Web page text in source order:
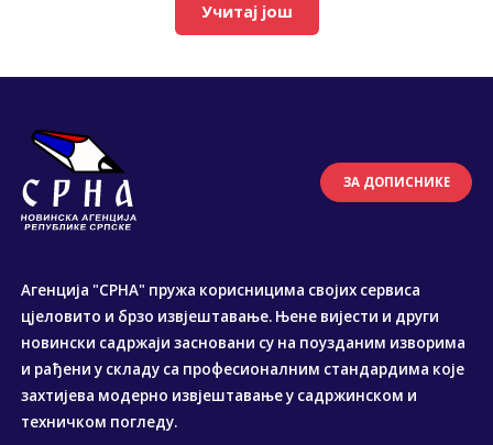
Учитај још
ЗА ДОПИСНИКЕ
Агенција "СРНА" пружа корисницима својих сервиса
цјеловито и брзо извјештавање. Њене вијести и други
новински садржаји засновани су на поузданим изворима
и рађени у складу са професионалним стандардима које
захтијева модерно извјештавање у садржинском и
техничком погледу.